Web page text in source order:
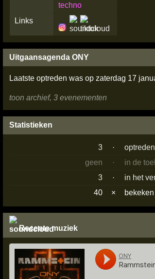
techno
Links
Uitgaansagenda ONY
Laatste optreden was op zaterdag 17
toon archief, 3 evenementen
Statistieken
3 ·
geen
·
in de
3
·
in het
40
×
Recente muziek